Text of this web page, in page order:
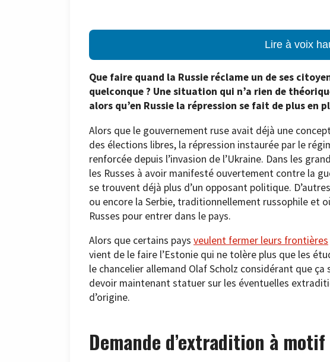
Lire à voix
Que faire quand la Russie réclame un de ses
quelconque ? Une situation qui n’a rien de
alors qu’en Russie la répression se fait de plus en
Alors que le gouvernement ruse avait déjà une
des élections libres, la répression instaurée par le
renforcée depuis l’invasion de l’Ukraine. Dans les
les Russes à avoir manifesté ouvertement contre la
se trouvent déjà plus d’un opposant politique.
ou encore la Serbie, traditionnellement russophile et
Russes pour entrer dans le pays.
Alors que certains pays veulent fermer leurs frontières
vient de le faire l’Estonie qui ne tolère plus que les
le chancelier allemand Olaf Scholz considérant que
devoir maintenant statuer sur les éventuelles
d’origine.
Demande d’extradition à